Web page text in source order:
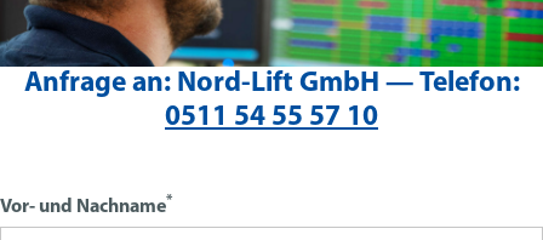
Anfrage an:Nord-Lift GmbH — Telefon:
0511 54 55 57 10
Vor- und Nachname*